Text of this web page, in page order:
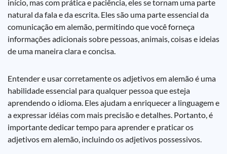
início, mas com prática e paciência, eles se tornam uma parte
natural da fala e da escrita. Eles são uma parte essencial da
comunicação em alemão, permitindo que você forneça
informações adicionais sobre pessoas, animais, coisas e ideias
de uma maneira clara e concisa.
Entender e usar corretamente os adjetivos em alemão é uma
habilidade essencial para qualquer pessoa que esteja
aprendendo o idioma. Eles ajudam a enriquecer a linguagem e
a expressar idéias com mais precisão e detalhes. Portanto, é
importante dedicar tempo para aprender e praticar os
adjetivos em alemão, incluindo os adjetivos possessivos.